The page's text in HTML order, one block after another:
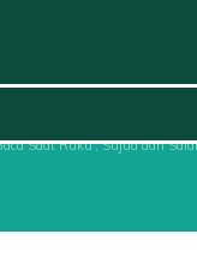
Saat Ruku’, Sujud dan